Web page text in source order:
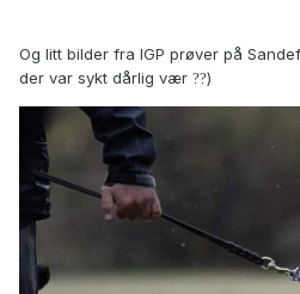
Og litt bilder fra IGP prøver på
der var sykt dårlig vær ??)